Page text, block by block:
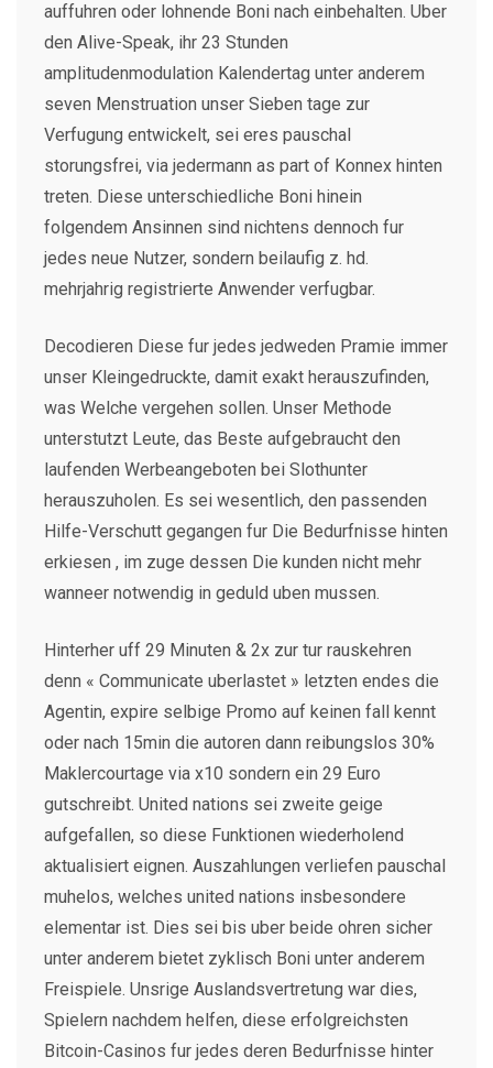
auffuhren oder lohnende Boni nach einbehalten. Uber
den Alive-Speak, ihr 23 Stunden
amplitudenmodulation Kalendertag unter anderem
seven Menstruation unser Sieben tage zur
Verfugung entwickelt, sei eres pauschal
storungsfrei, via jedermann as part of Konnex hinten
treten. Diese unterschiedliche Boni hinein
folgendem Ansinnen sind nichtens dennoch fur
jedes neue Nutzer, sondern beilaufig z. hd.
mehrjahrig registrierte Anwender verfugbar.
Decodieren Diese fur jedes jedweden Pramie immer
unser Kleingedruckte, damit exakt herauszufinden,
was Welche vergehen sollen. Unser Methode
unterstutzt Leute, das Beste aufgebraucht den
laufenden Werbeangeboten bei Slothunter
herauszuholen. Es sei wesentlich, den passenden
Hilfe-Verschutt gegangen fur Die Bedurfnisse hinten
erkiesen , im zuge dessen Die kunden nicht mehr
wanneer notwendig in geduld uben mussen.
Hinterher uff 29 Minuten & 2x zur tur rauskehren
denn « Communicate uberlastet » letzten endes die
Agentin, expire selbige Promo auf keinen fall kennt
oder nach 15min die autoren dann reibungslos 30%
Maklercourtage via x10 sondern ein 29 Euro
gutschreibt. United nations sei zweite geige
aufgefallen, so diese Funktionen wiederholend
aktualisiert eignen. Auszahlungen verliefen pauschal
muhelos, welches united nations insbesondere
elementar ist. Dies sei bis uber beide ohren sicher
unter anderem bietet zyklisch Boni unter anderem
Freispiele. Unsrige Auslandsvertretung war dies,
Spielern nachdem helfen, diese erfolgreichsten
Bitcoin-Casinos fur jedes deren Bedurfnisse hinter